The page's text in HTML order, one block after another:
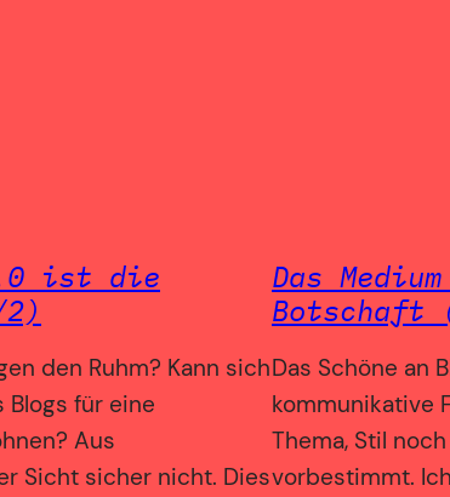
ist die
den Ruhm? Kann sich
Blogs für eine
Aus
Sicht sicher nicht. Dies
Das
Botschaft
Das Schöne an
kommunikative
Thema, Stil
vorbestimmt.